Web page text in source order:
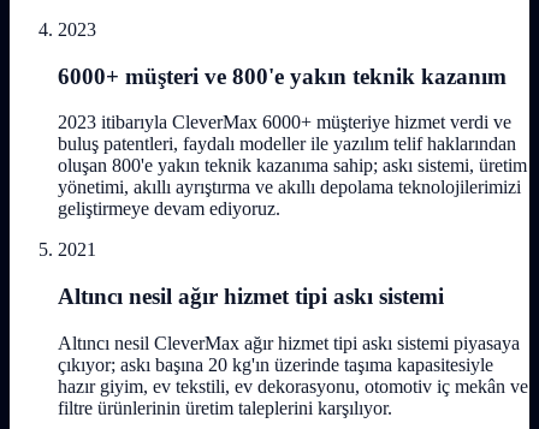
2023
6000+ müşteri ve 800'e yakın teknik kazanım
2023 itibarıyla CleverMax 6000+ müşteriye hizmet verdi ve
buluş patentleri, faydalı modeller ile yazılım telif haklarından
oluşan 800'e yakın teknik kazanıma sahip; askı sistemi, üretim
yönetimi, akıllı ayrıştırma ve akıllı depolama teknolojilerimizi
geliştirmeye devam ediyoruz.
2021
Altıncı nesil ağır hizmet tipi askı sistemi
Altıncı nesil CleverMax ağır hizmet tipi askı sistemi piyasaya
çıkıyor; askı başına 20 kg'ın üzerinde taşıma kapasitesiyle
hazır giyim, ev tekstili, ev dekorasyonu, otomotiv iç mekân ve
filtre ürünlerinin üretim taleplerini karşılıyor.